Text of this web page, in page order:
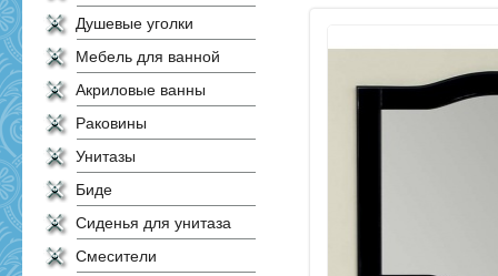
Душевые уголки
Мебель для ванной
Акриловые ванны
Раковины
Унитазы
Биде
Сиденья для унитаза
Смесители